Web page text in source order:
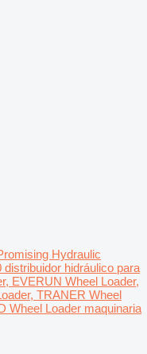
Hydraulic
hidráulico para
EVERUN Wheel Loader,
TRANER Wheel
Wheel Loader maquinaria